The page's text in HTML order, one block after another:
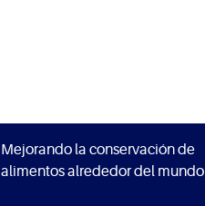
Mejorando la conservación de
alimentos alrededor del mundo